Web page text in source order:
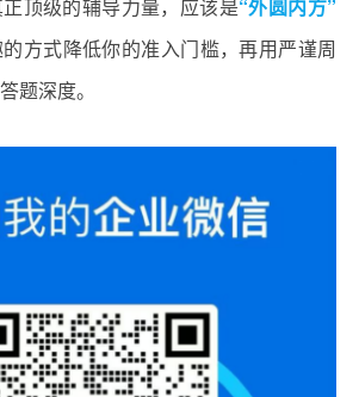
顶级的辅导力量，应该是“外圆内方”
方式降低你的准入门槛，再用严谨周
题深度。